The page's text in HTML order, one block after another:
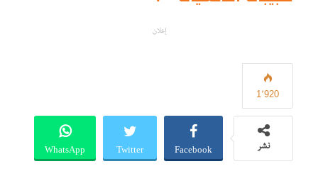
إعلان
1٬920
نشر Facebook
Twitter
WhatsApp